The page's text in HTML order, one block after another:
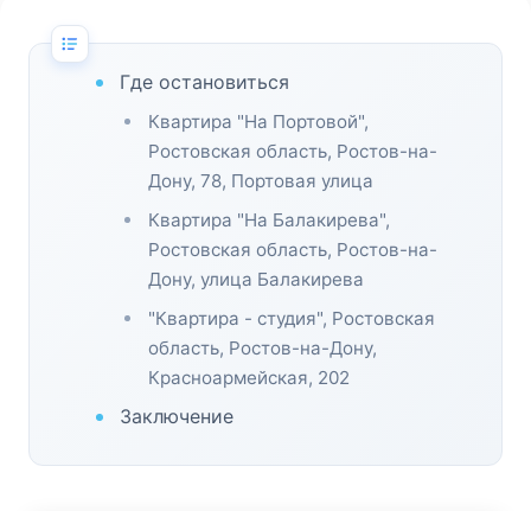
Где остановиться
Квартира "На Портовой",
Ростовская область, Ростов-на-
Дону, 78, Портовая улица
Квартира "На Балакирева",
Ростовская область, Ростов-на-
Дону, улица Балакирева
"Квартира - студия", Ростовская
область, Ростов-на-Дону,
Красноармейская, 202
Заключение